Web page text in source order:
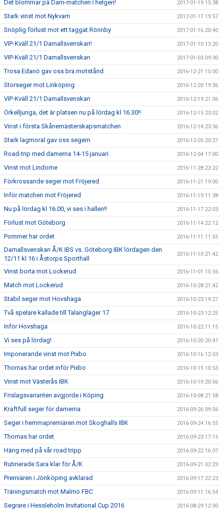
Det blommar på Dam-matchen i helgen! 2017-01-19 15:38
Stark vinst mot Nykvarn 2017-01-17 19:57
Snöplig förlust mot ett taggat Rönnby 2017-01-16 20:40
VIP-Kväll 21/1 Damallsvenskan! 2017-01-10 13:20
VIP-Kväll 21/1 Damallsvenskan 2017-01-03 09:30
Trosa Edanö gav oss bra motstånd 2016-12-21 15:00
Storseger mot Linköping 2016-12-20 19:36
VIP-Kväll 21/1 Damallsvenskan 2016-12-19 21:06
Örkelljunga, det är platsen nu på lördag kl 16.30!! 2016-12-15 23:02
Vinst i första Skånemästerskapsmatchen 2016-12-14 23:36
Stark lagmoral gav oss segern 2016-12-05 20:27
Road-trip med damerna 14-15 januari 2016-12-04 17:00
Vinst mot Lindome 2016-11-28 23:22
Förkrossande seger mot Fröjered 2016-11-21 19:00
Inför matchen mot Fröjered 2016-11-19 11:38
Nu på lördag kl 16.00, vi ses i hallen!! 2016-11-17 22:03
Förlust mot Göteborg 2016-11-14 22:12
Pommer har ordet 2016-11-11 11:55
Damallsvenskan Å/K IBS vs. Göteborg IBK lördagen den
12/11 kl 16 i Åstorps Sporthall
2016-11-10 21:42
Vinst borta mot Lockerud 2016-11-01 15:56
Match mot Lockerud 2016-10-28 21:42
Stabil seger mot Hovshaga 2016-10-23 19:27
Två spelare kallade till Talangläger 17 2016-10-23 12:25
Inför Hovshaga 2016-10-22 11:15
Vi ses på lördag! 2016-10-20 20:47
Imponerande vinst mot Pixbo 2016-10-16 12:03
Thomas har ordet inför Pixbo 2016-10-15 10:53
Vinst mot Västerås IBK 2016-10-10 20:56
Frislagsvarianten avgjorde i Köping 2016-10-08 21:58
Kraftfull seger för damerna 2016-09-26 09:56
Seger i hemmapremiären mot Skoghalls IBK 2016-09-24 16:55
Thomas har ordet 2016-09-23 17:15
Häng med på vår road tripp 2016-09-22 16:07
Rutinerade Sara klar för Å/K 2016-09-21 02:29
Premiären i Jönköping avklarad 2016-09-17 22:23
Träningsmatch mot Malmö FBC 2016-09-11 16:54
Segrare i Hessleholm Invitational Cup 2016 2016-08-29 12:00